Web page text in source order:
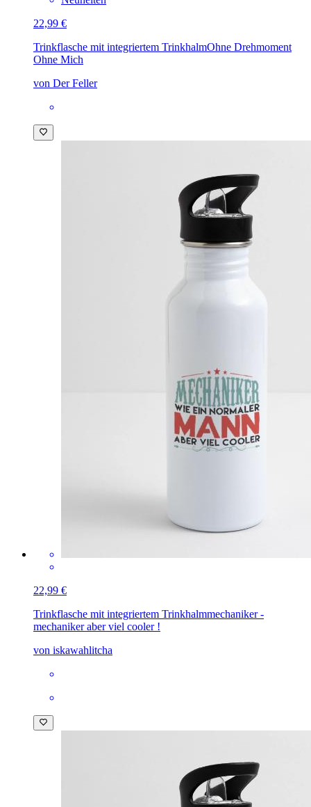
22,99 €
Trinkflasche mit integriertem TrinkhalmOhne Drehmoment
Ohne Mich
von Der Feller
22,99 €
Trinkflasche mit integriertem Trinkhalmmechaniker -
mechaniker aber viel cooler !
von iskawahlitcha